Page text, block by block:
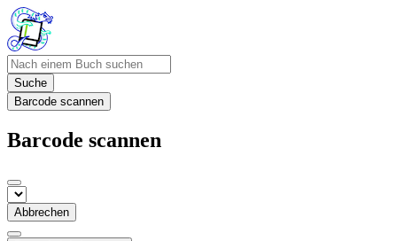
Suche
Barcode scannen
Barcode scannen
Abbrechen